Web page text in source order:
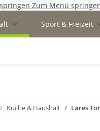
Zum Menü
Sport & Freizeit
Küche & Haushalt Lares